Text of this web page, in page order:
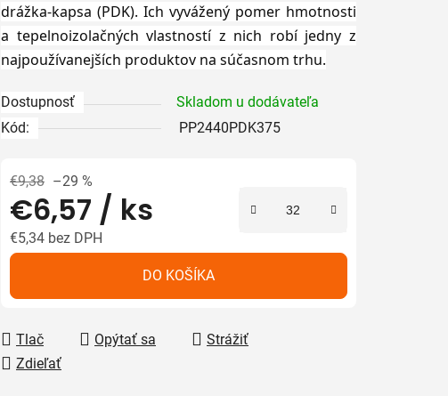
z
5
hviezdičiek.
drážka-kapsa (PDK). Ich vyvážený pomer hmotnosti
a tepelnoizolačných vlastností z nich robí jedny z
najpoužívanejších produktov na súčasnom trhu.
Dostupnosť
Skladom u dodávateľa
Kód:
PP2440PDK375
€9,38 –29 %
€6,57 / ks
€5,34 bez DPH
DO KOŠÍKA
Tlač Opýtať sa
Strážiť
Zdieľať